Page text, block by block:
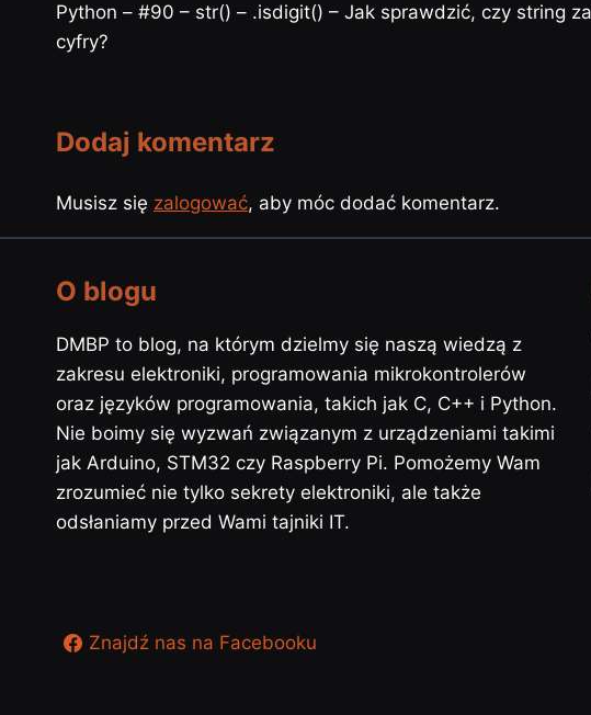
Python – #90 – str() – .isdigit() – Jak sprawdzić, czy string
cyfry?
Dodaj komentarz
Musisz się zalogować, aby móc dodać komentarz.
O blogu
DMBP to blog, na którym dzielmy się naszą wiedzą z
zakresu elektroniki, programowania mikrokontrolerów
oraz języków programowania, takich jak C, C++ i Python.
Nie boimy się wyzwań związanym z urządzeniami takimi
jak Arduino, STM32 czy Raspberry Pi. Pomożemy Wam
zrozumieć nie tylko sekrety elektroniki, ale także
odsłaniamy przed Wami tajniki IT.
Znajdź nas na Facebooku